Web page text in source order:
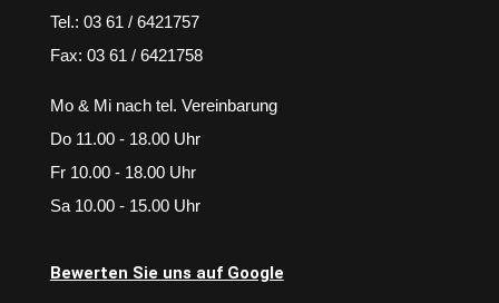
Tel.: 03 61 / 6421757
Fax: 03 61 / 6421758
Mo & Mi nach tel. Vereinbarung
Do 11.00 - 18.00 Uhr
Fr 10.00 - 18.00 Uhr
Sa 10.00 - 15.00 Uhr
Bewerten Sie uns auf Google